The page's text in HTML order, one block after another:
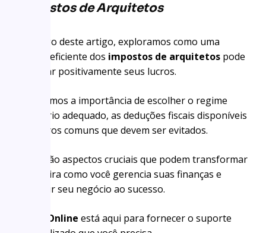
Impostos de Arquitetos
Ao longo deste artigo, exploramos como uma
gestão eficiente dos impostos de arquitetos pode
impactar positivamente seus lucros.
Abordamos a importância de escolher o regime
tributário adequado, as deduções fiscais disponíveis
e os erros comuns que devem ser evitados.
Esses são aspectos cruciais que podem transformar
a maneira como você gerencia suas finanças e
conduzir seu negócio ao sucesso.
KGD Online está aqui para fornecer o suporte